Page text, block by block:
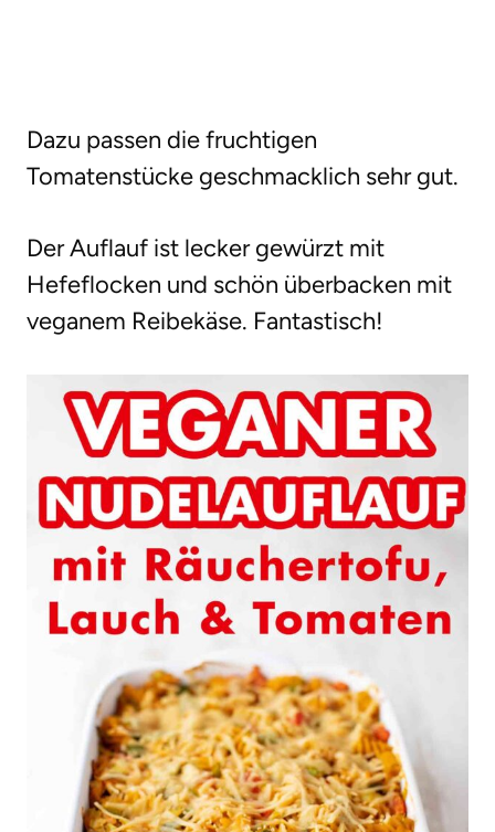
Dazu passen die fruchtigen
Tomatenstücke geschmacklich sehr gut.
Der Auflauf ist lecker gewürzt mit
Hefeflocken und schön überbacken mit
veganem Reibekäse. Fantastisch!